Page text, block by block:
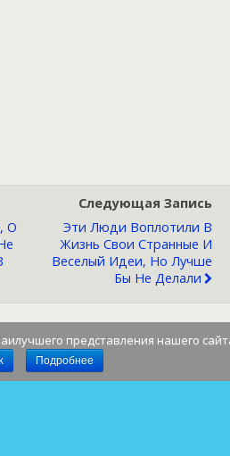
О
Следующая Запись
Эти Люди Воплотили В
Жизнь Свои Странные И
Веселый Идеи, Но Лучше
Бы Не Делали
представления нашего
Подробнее
Наверх